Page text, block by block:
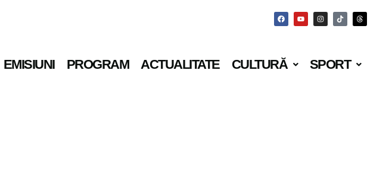
EMISIUNI PROGRAM ACTUALITATE CULTURĂ SPORT